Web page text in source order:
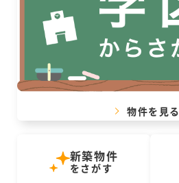
物件を見る
新築物件
をさがす